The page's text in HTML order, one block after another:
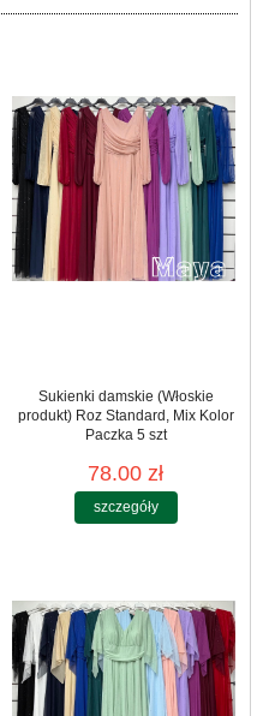
Sukienki damskie (Włoskie
produkt) Roz Standard, Mix Kolor
Paczka 5 szt
78.00 zł
szczegóły